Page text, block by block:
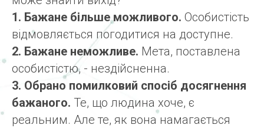
1. Бажане більше можливого. Особистість
відмовляється погодитися на доступне.
2. Бажане неможливе. Мета, поставлена
особистістю, - нездійсненна.
3. Обрано помилковий спосіб досягнення
бажаного. Те, що людина хоче, є
реальним. Але те, як вона намагається